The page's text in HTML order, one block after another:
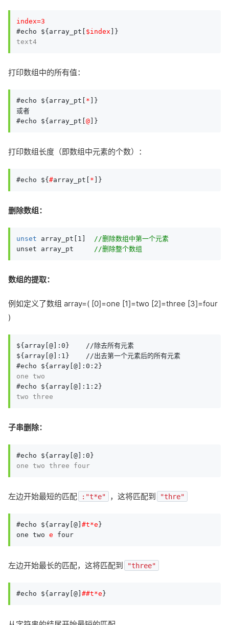
index=3
#echo ${array_pt[ $index
text4
打印数组中的所有值：
#echo ${array_pt[ * ]}
或者
#echo ${array_pt[ @ ]}
打印数组长度（即数组中元素的个数）：
#echo ${ #array_pt[ * ]}
删除数组：
unset array_pt[1] //删除数组中第一个元素
unset array_pt //删除整个数组
数组的提取：
例如定义了数组 array=( [0]=one [1]=two [2]=three [3]=four
)
${array[@]:0}    //除去所有元素
${array[@]:1}    //出去第一个元素后的所有元素
one two
two three
子串删除：
one two three four
左边开始最短的匹配 :"t*e" ，这将匹配到 "thre"
#echo ${array[@] #t*e }
one two e four
左边开始最长的匹配，这将匹配到 "three"
#echo ${array[@] ##t*e